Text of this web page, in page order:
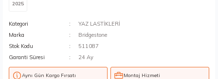
2025
Kategori
YAZ LASTİKLERİ
Marka
Bridgestone
Stok Kodu
511087
Garanti Süresi
24 Ay
Aynı Gün Kargo Fırsatı Montaj Hizmeti